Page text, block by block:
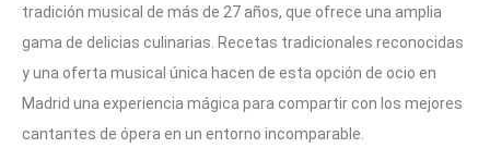
tradición musical de más de 27 años, que ofrece una amplia
gama de delicias culinarias. Recetas tradicionales reconocidas
y una oferta musical única hacen de esta opción de ocio en
Madrid una experiencia mágica para compartir con los mejores
cantantes de ópera en un entorno incomparable.